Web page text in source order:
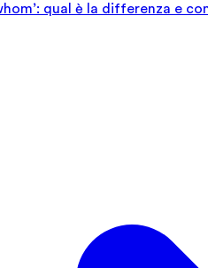
qual è la differenza e